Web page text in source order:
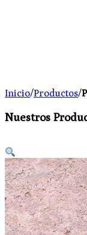
Inicio/Productos/
Nuestros